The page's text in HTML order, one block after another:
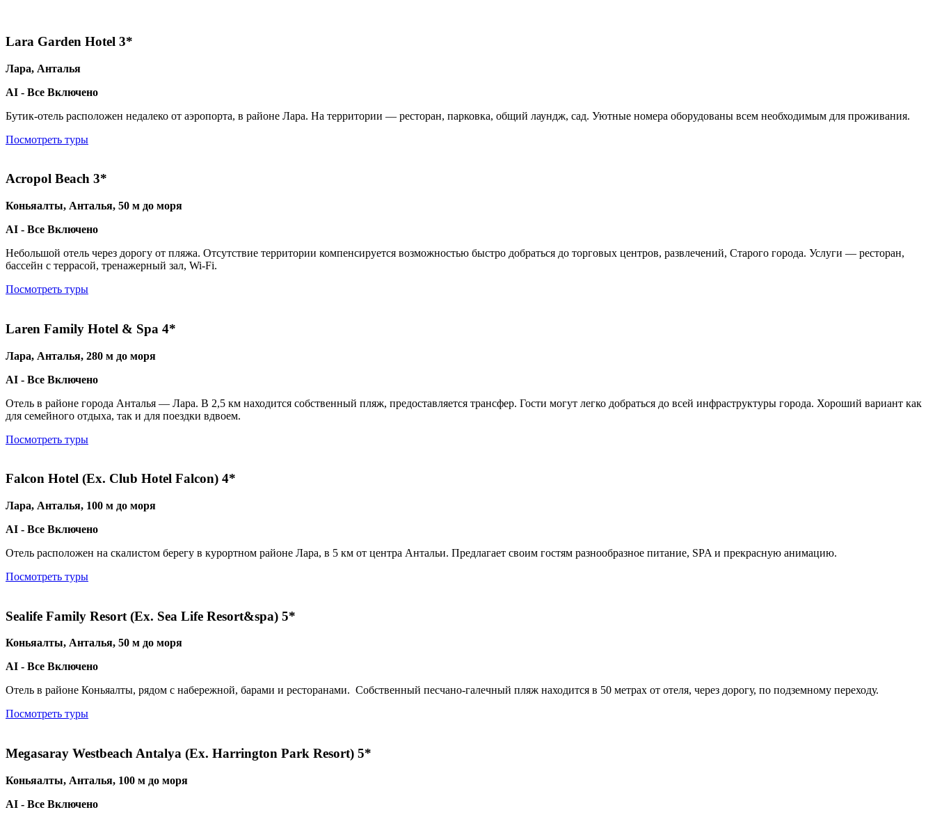
Lara Garden Hotel 3*
Лара, Анталья
AI - Все Включено
Бутик-отель расположен недалеко от аэропорта, в районе Лара. На территории — ресторан, парковка, общий лаундж, сад. Уютные номера оборудованы всем необходимым для проживания.
Посмотреть туры
Acropol Beach 3*
Коньяалты, Анталья, 50 м до моря
AI - Все Включено
Небольшой отель через дорогу от пляжа. Отсутствие территории компенсируется возможностью быстро добраться до торговых центров, развлечений, Старого города. Услуги — ресторан,
бассейн с террасой, тренажерный зал, Wi-Fi.
Посмотреть туры
Laren Family Hotel & Spa 4*
Лара, Анталья, 280 м до моря
AI - Все Включено
Отель в районе города Анталья — Лара. В 2,5 км находится собственный пляж, предоставляется трансфер. Гости могут легко добраться до всей инфраструктуры города. Хороший вариант как
для семейного отдыха, так и для поездки вдвоем.
Посмотреть туры
Falcon Hotel (Ex. Club Hotel Falcon) 4*
Лара, Анталья, 100 м до моря
AI - Все Включено
Отель расположен на скалистом берегу в курортном районе Лара, в 5 км от центра Антальи. Предлагает своим гостям разнообразное питание, SPA и прекрасную анимацию.
Посмотреть туры
Sealife Family Resort (Ex. Sea Life Resort&spa) 5*
Коньяалты, Анталья, 50 м до моря
AI - Все Включено
Отель в районе Коньяалты, рядом с набережной, барами и ресторанами. Собственный песчано-галечный пляж находится в 50 метрах от отеля, через дорогу, по подземному переходу.
Посмотреть туры
Megasaray Westbeach Antalya (Ex. Harrington Park Resort) 5*
Коньяалты, Анталья, 100 м до моря
AI - Все Включено